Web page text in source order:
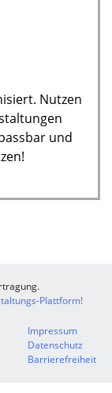
Nutzen
und
Plattform!
Impressum
Datenschutz
Barrierefreiheit